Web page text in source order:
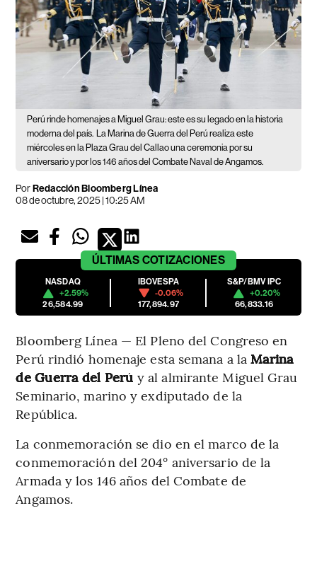
Perú rinde homenajes a Miguel Grau: este es su legado en la historia
moderna del país. La Marina de Guerra del Perú realiza este
miércoles en la Plaza Grau del Callao una ceremonia por su
aniversario y por los 146 años del Combate Naval de Angamos.
PorRedacción Bloomberg Línea
08 de octubre, 2025 | 10:25 AM
ÚLTIMAS COTIZACIONES
NASDAQ
+2.59%
26,584.99
IBOVESPA
-0.06%
177,894.97
S&P/BMV IPC
+0.20%
66,833.16
Bloomberg Línea — El Pleno del Congreso en
Perú rindió homenaje esta semana a laMarina
de Guerra del Perú y al almirante Miguel Grau
Seminario, marino y exdiputado de la
República.
La conmemoración se dio en el marco de la
conmemoración del 204° aniversario de la
Armada y los 146 años del Combate de
Angamos.